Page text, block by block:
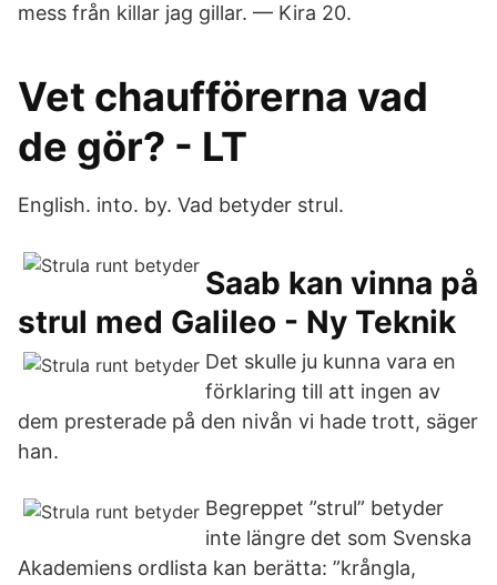
mess från killar jag gillar. — Kira 20.
Vet chaufförerna vad
de gör? - LT
English. into. by. Vad betyder strul.
Saab kan vinna på
strul med Galileo - Ny Teknik
Det skulle ju kunna vara en
förklaring till att ingen av
dem presterade på den nivån vi hade trott, säger
han.
Begreppet ”strul” betyder
inte längre det som Svenska
Akademiens ordlista kan berätta: ”krångla,